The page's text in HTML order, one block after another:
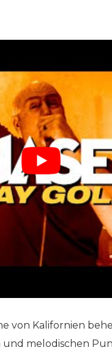
von Kalifornien
melodischen